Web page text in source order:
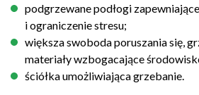
podgrzewane podłogi
i ograniczenie stresu;
większa swoboda poruszania się,
materiały wzbogacające
ściółka umożliwiająca grzebanie.